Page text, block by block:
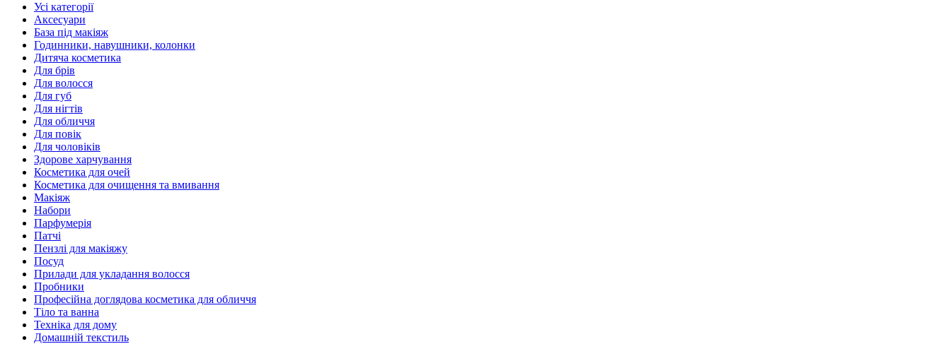
Усі категорії
Аксесуари
База під макіяж
Годинники, навушники, колонки
Дитяча косметика
Для брів
Для волосся
Для губ
Для нігтів
Для обличчя
Для повік
Для чоловіків
Здорове харчування
Косметика для очей
Косметика для очищення та вмивання
Макіяж
Набори
Парфумерія
Патчі
Пензлі для макіяжу
Посуд
Прилади для укладання волосся
Пробники
Професійна доглядова косметика для обличчя
Тіло та ванна
Техніка для дому
Домашній текстиль